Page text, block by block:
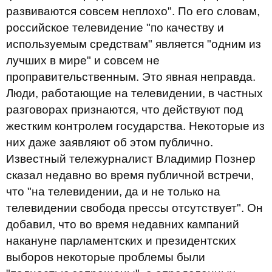
развиваются совсем неплохо". По его словам,
российское телевидение "по качеству и
используемым средствам" является "одним из
лучших в мире" и совсем не
проправительственным. Это явная неправда.
Люди, работающие на телевидении, в частных
разговорах признаются, что действуют под
жестким контролем государства. Некоторые из
них даже заявляют об этом публично.
Известный тележурналист Владимир Познер
сказал недавно во время публичной встречи,
что "на телевидении, да и не только на
телевидении свобода прессы отсутствует". Он
добавил, что во время недавних кампаний
накануне парламентских и президентских
выборов некоторые проблемы были